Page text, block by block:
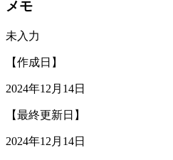
メモ
未入力
【作成日】
2024年12月14日
【最終更新日】
2024年12月14日